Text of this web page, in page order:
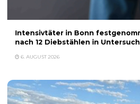
Intensivtäter in Bonn
nach 12 Diebstählen in
6. AUGUST 2026